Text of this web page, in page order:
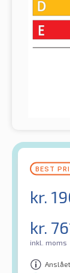
kr.
kr.
inkl. moms